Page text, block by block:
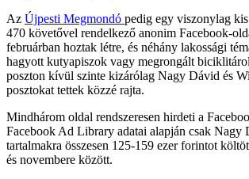
Az Újpesti Megmondó pedig egy viszonylag
470 követővel rendelkező anonim Facebook-
februárban hoztak létre, és néhány lakossági
hagyott kutyapiszok vagy megrongált
poszton kívül szinte kizárólag Nagy Dávid és
posztokat tettek közzé rajta.
Mindhárom oldal rendszeresen hirdeti a
Facebook Ad Library adatai alapján csak Nagy
tartalmakra összesen 125-159 ezer forintot
és novembere között.